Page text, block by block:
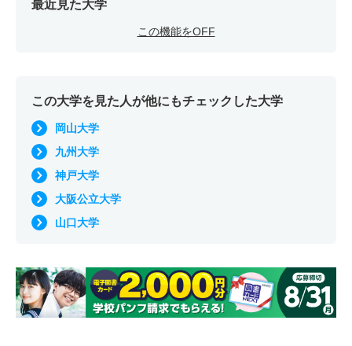
最近見た大学
この機能をOFF
この大学を見た人が他にもチェックした大学
岡山大学
九州大学
神戸大学
大阪公立大学
山口大学